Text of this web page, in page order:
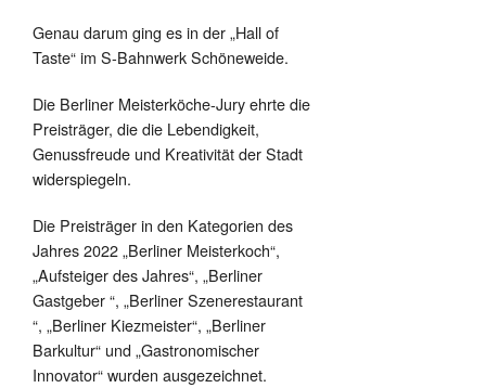
Genau darum ging es in der „Hall of
Taste“ im S-Bahnwerk Schöneweide.
Die Berliner Meisterköche-Jury ehrte die
Preisträger, die die Lebendigkeit,
Genussfreude und Kreativität der Stadt
widerspiegeln.
Die Preisträger in den Kategorien des
Jahres 2022 „Berliner Meisterkoch“,
„Aufsteiger des Jahres“, „Berliner
Gastgeber “, „Berliner Szenerestaurant
“, „Berliner Kiezmeister“, „Berliner
Barkultur“ und „Gastronomischer
Innovator“ wurden ausgezeichnet.